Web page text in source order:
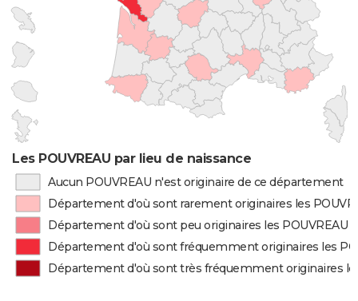
Les POUVREAU par lieu de naissance
Aucun POUVREAU n'est originaire de ce département
Département d'où sont rarement originaires les
Département d'où sont peu originaires les POUVREAU
Département d'où sont fréquemment originaires les
Département d'où sont très fréquemment originaires